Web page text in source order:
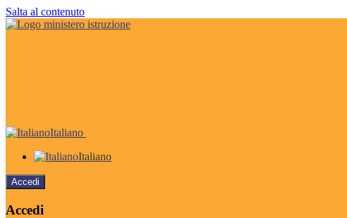
Salta al contenuto
Italiano
Italiano
Accedi
Accedi